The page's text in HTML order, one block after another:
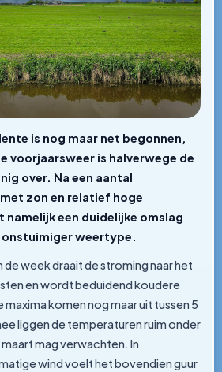
is nog maar net begonnen,
voorjaarsweer is halverwege de
over. Na een aantal
zon en relatief hoge
een duidelijke omslag
onstuimiger weertype.
de week draait de stroming naar het
en wordt beduidend koudere
komen nog maar uit tussen 5
liggen de temperaturen ruim onder
mag verwachten. In
wind voelt het bovendien guur